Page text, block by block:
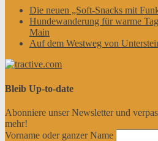
Die neuen „Soft-Snacks mit
Hundewanderung für warme
Main
Auf dem Westweg von
Bleib Up-to-date
Abonniere unser Newsletter und
mehr!
Vorname oder ganzer Name